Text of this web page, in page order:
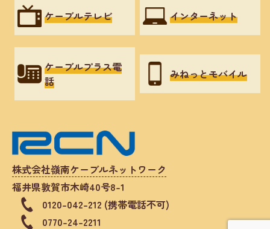
株式会社嶺南ケーブルネットワーク
福井県敦賀市木崎40号8-1
0120-042-212 (携帯電話不可)
0770-24-2211
ケーブルテレビ インターネット
ケーブルプラス電
話
みねっとモバイル